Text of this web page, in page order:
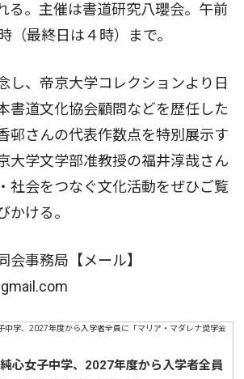
る。主催は書道研究八瓔会。午前
（最終日は４時）まで。
し、帝京大学コレクションより日
書道文化協会顧問などを歴任した
邨さんの代表作数点を特別展示す
大学文学部准教授の福井淳哉さん
社会をつなぐ文化活動をぜひご覧
かける。
事務局【メール】
純心女子中学、2027年度から入学者全員